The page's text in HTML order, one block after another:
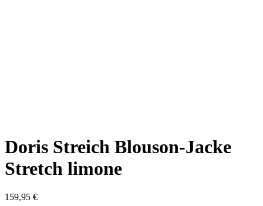
Doris Streich Blouson-Jacke
Stretch limone
159,95 €